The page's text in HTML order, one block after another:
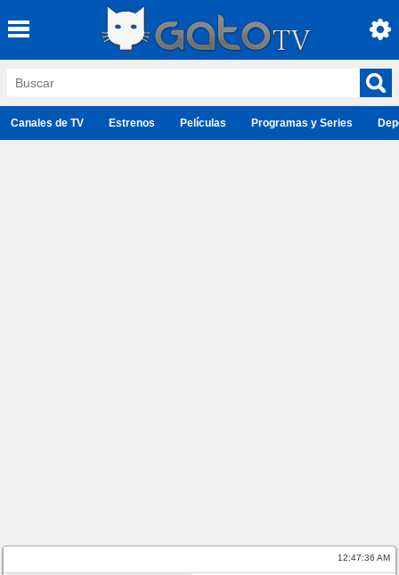
Canales de TV Estrenos Películas Programas y Series
12:47:36 AM